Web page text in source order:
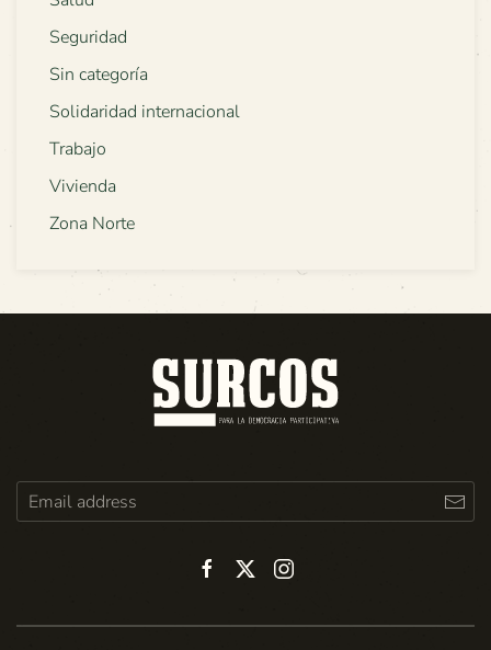
Seguridad
Sin categoría
Solidaridad internacional
Trabajo
Vivienda
Zona Norte